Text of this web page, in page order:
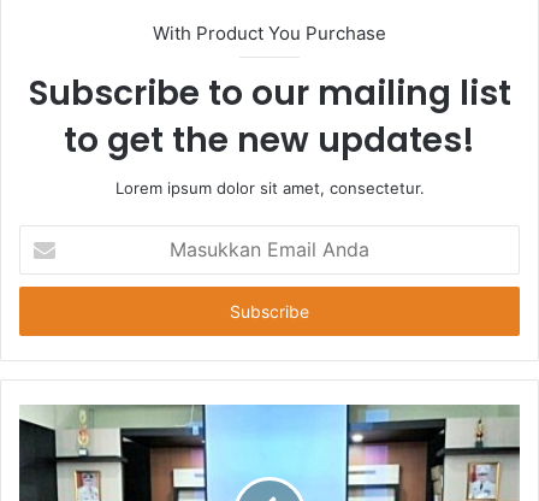
With Product You Purchase
Subscribe to our mailing list
to get the new updates!
Lorem ipsum dolor sit amet, consectetur.
Email
Anda